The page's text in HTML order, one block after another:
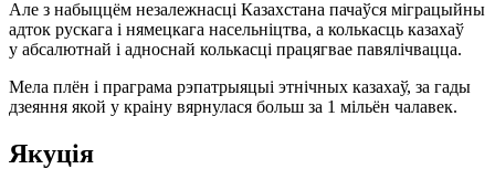
Але з набыццём незалежнасці Казахстана пачаўся міграцыйны
адток рускага і нямецкага насельніцтва, а колькасць казахаў
у абсалютнай і адноснай колькасці працягвае павялічвацца.
Мела плён і праграма рэпатрыяцыі этнічных казахаў, за гады
дзеяння якой у краіну вярнулася больш за 1 мільён чалавек.
Якуція